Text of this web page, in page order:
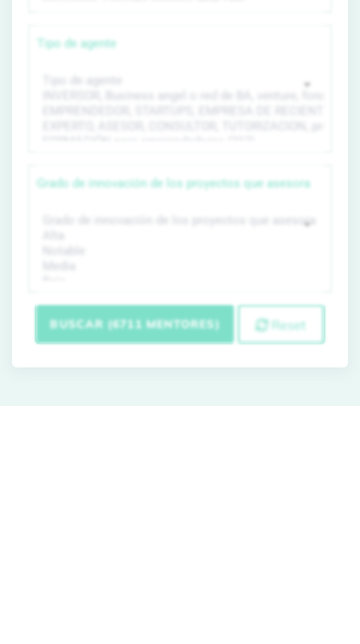
Tipo de agente
Grado de innovación de los proyectos que asesora
BUSCAR (6711 MENTORES) Reset